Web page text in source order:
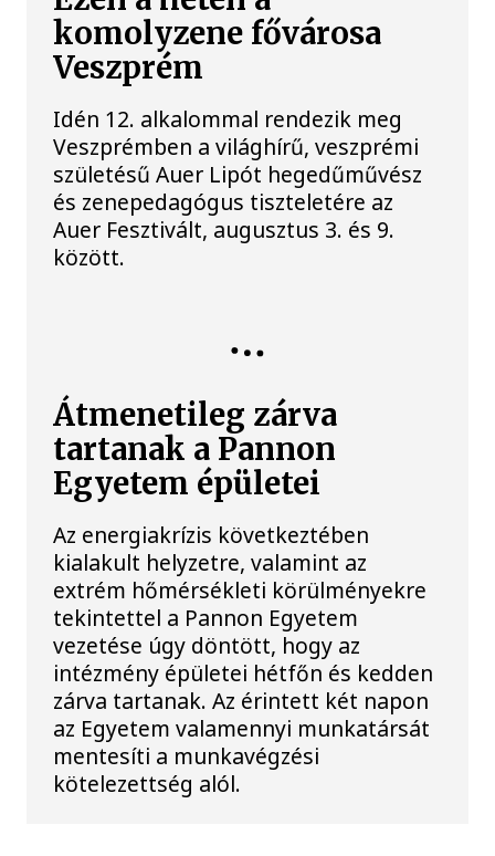
komolyzene fővárosa
Veszprém
Idén 12. alkalommal rendezik meg
Veszprémben a világhírű, veszprémi
születésű Auer Lipót hegedűművész
és zenepedagógus tiszteletére az
Auer Fesztivált, augusztus 3. és 9.
között.
Átmenetileg zárva
tartanak a Pannon
Egyetem épületei
Az energiakrízis következtében
kialakult helyzetre, valamint az
extrém hőmérsékleti körülményekre
tekintettel a Pannon Egyetem
vezetése úgy döntött, hogy az
intézmény épületei hétfőn és kedden
zárva tartanak. Az érintett két napon
az Egyetem valamennyi munkatársát
mentesíti a munkavégzési
kötelezettség alól.